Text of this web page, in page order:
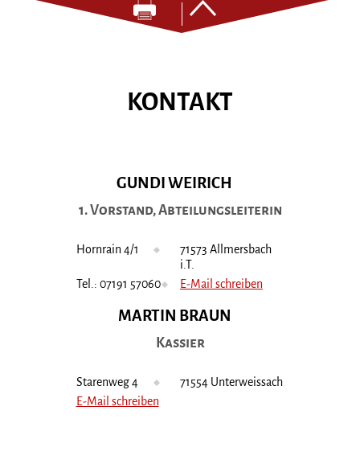
KONTAKT
GUNDI WEIRICH
1. Vorstand, Abteilungsleiterin
Hornrain 4/1
71573 Allmersbach
i.T.
Tel.: 07191 57060
E-Mail schreiben
MARTIN BRAUN
Kassier
Starenweg 4
71554 Unterweissach
E-Mail schreiben